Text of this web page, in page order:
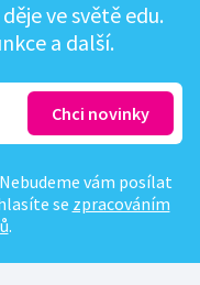
ve světě edu.
a další.
vám posílat
se zpracováním
.